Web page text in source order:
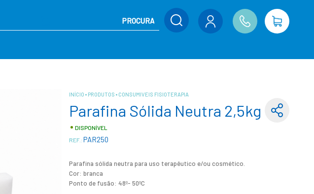
INÍCIO PRODUTOS CONSUMIVEIS FISIOTERAPIA
Parafina Sólida Neutra 2,5kg
DISPONÍVEL
REF.: PAR250
Parafina sólida neutra para uso terapêutico e/ou cosmético.
Cor: branca
Ponto de fusão: 48º- 50ºC